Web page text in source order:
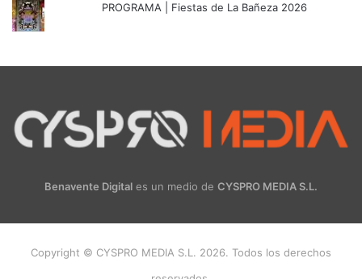
PROGRAMA | Fiestas de La Bañeza 2026
Benavente Digital es un medio de CYSPRO MEDIA S.L.
Copyright © CYSPRO MEDIA S.L. 2026. Todos los derechos